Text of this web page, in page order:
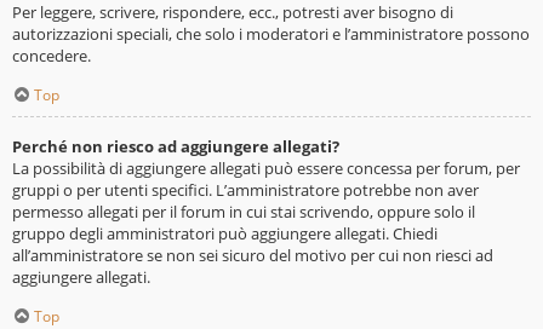
Per leggere, scrivere, rispondere, ecc., potresti aver bisogno di
autorizzazioni speciali, che solo i moderatori e l’amministratore possono
concedere.
Top
Perché non riesco ad aggiungere allegati?
La possibilità di aggiungere allegati può essere concessa per forum, per
gruppi o per utenti specifici. L’amministratore potrebbe non aver
permesso allegati per il forum in cui stai scrivendo, oppure solo il
gruppo degli amministratori può aggiungere allegati. Chiedi
all’amministratore se non sei sicuro del motivo per cui non riesci ad
aggiungere allegati.
Top